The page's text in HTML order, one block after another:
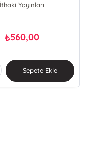
İthaki Yayınları
₺560,00
Sepete Ekle